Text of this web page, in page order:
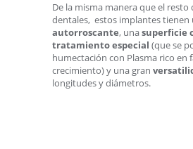
De la misma manera que el
dentales, estos implantes tienen
autorroscante, unasuperficie
tratamiento especial (que se
humectación con Plasma rico en
crecimiento) y una gran
longitudes y diámetros.